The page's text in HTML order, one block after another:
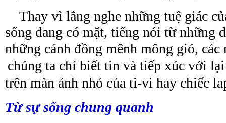
Thay vì lắng nghe những tuệ giác
sống đang có mặt, tiếng nói từ những
những cánh đồng mênh mông gió,
chúng ta chỉ biết tin và tiếp xúc với
trên màn ảnh nhỏ của ti-vi hay chiếc
Từ sự sống chung quanh